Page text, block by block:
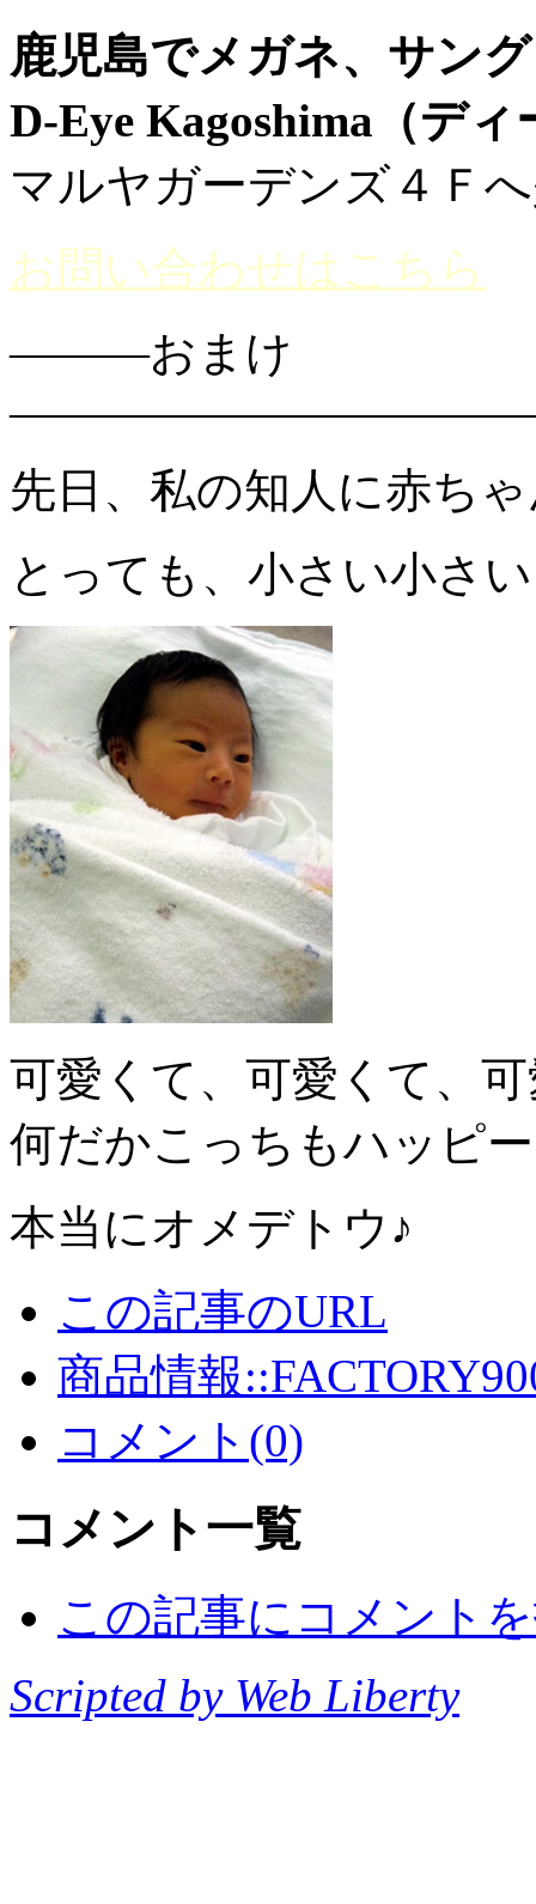
鹿児島でメガネ、サン
D-Eye Kagoshima（デ
マルヤガーデンズ４Ｆ
お問い合わせはこちら
―――おまけ
先日、私の知人に赤ち
とっても、小さい小さ
可愛くて、可愛くて、
何だかこっちもハッピ
本当にオメデトウ♪
この記事のURL
商品情報
コメント(0)
コメント一覧
この記事にコメント
Scripted by Web Liberty